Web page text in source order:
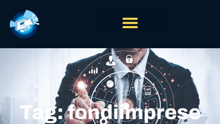
Tag: fondiimprese